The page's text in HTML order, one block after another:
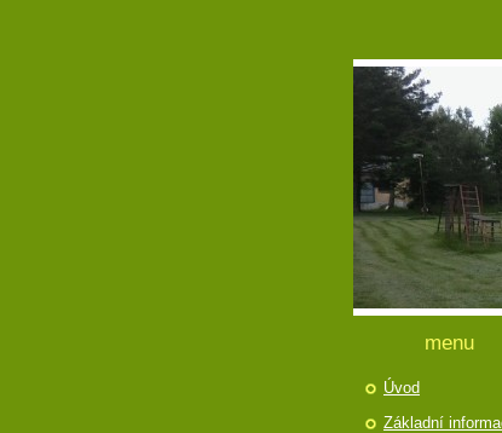
menu
Úvod
Základní